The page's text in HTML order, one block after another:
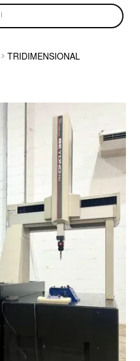
TRIDIMENSIONAL